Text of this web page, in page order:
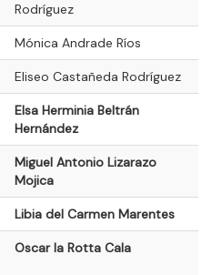
Rodríguez
Mónica Andrade Ríos
Eliseo Castañeda Rodríguez
Elsa Herminia Beltrán
Hernández
Miguel Antonio Lizarazo
Mojica
Libia del Carmen Marentes
Oscar la Rotta Cala